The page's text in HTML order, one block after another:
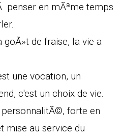
penser en mÃªme temps
de fraise, la vie a
une vocation, un
c'est un choix de vie.
personnalitÃ©, forte en
mise au service du